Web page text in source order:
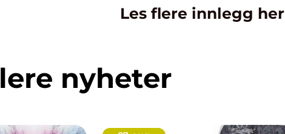
Les flere innlegg her
nyheter